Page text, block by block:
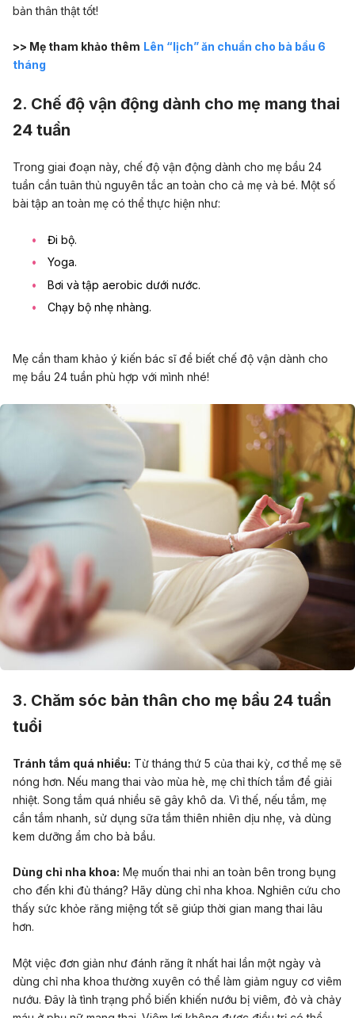
bản thân thật tốt!
>> Mẹ tham khảo thêm Lên “lịch” ăn chuẩn cho bà bầu 6
tháng
2. Chế độ vận động dành cho mẹ mang thai
24 tuần
Trong giai đoạn này, chế độ vận động dành cho mẹ bầu 24
tuần cần tuân thủ nguyên tắc an toàn cho cả mẹ và bé. Một số
bài tập an toàn mẹ có thể thực hiện như:
Đi bộ.
Yoga.
Bơi và tập aerobic dưới nước.
Chạy bộ nhẹ nhàng.
Mẹ cần tham khảo ý kiến bác sĩ để biết chế độ vận dành cho
mẹ bầu 24 tuần phù hợp với mình nhé!
3. Chăm sóc bản thân cho mẹ bầu 24 tuần
tuổi
Tránh tắm quá nhiều: Từ tháng thứ 5 của thai kỳ, cơ thể mẹ sẽ
nóng hơn. Nếu mang thai vào mùa hè, mẹ chỉ thích tắm để giải
nhiệt. Song tắm quá nhiều sẽ gây khô da. Vì thế, nếu tắm, mẹ
cần tắm nhanh, sử dụng sữa tắm thiên nhiên dịu nhẹ, và dùng
kem dưỡng ẩm cho bà bầu.
Dùng chỉ nha khoa: Mẹ muốn thai nhi an toàn bên trong bụng
cho đến khi đủ tháng? Hãy dùng chỉ nha khoa. Nghiên cứu cho
thấy sức khỏe răng miệng tốt sẽ giúp thời gian mang thai lâu
hơn.
Một việc đơn giản như đánh răng ít nhất hai lần một ngày và
dùng chỉ nha khoa thường xuyên có thể làm giảm nguy cơ viêm
nướu. Đây là tình trạng phổ biến khiến nướu bị viêm, đỏ và chảy